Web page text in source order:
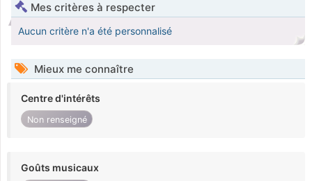
Mes critères à respecter
Aucun critère n'a été personnalisé
Mieux me connaître
Centre d'intérêts
Non renseigné
Goûts musicaux